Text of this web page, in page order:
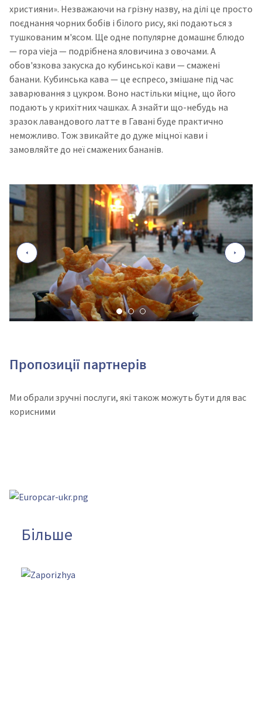
християни». Незважаючи на грізну назву, на ділі це просто
поєднання чорних бобів і білого рису, які подаються з
тушкованим м'ясом. Ще одне популярне домашнє блюдо
— ropa vieja — подрібнена яловичина з овочами. А
обов'язкова закуска до кубинської кави — смажені
банани. Кубинська кава — це еспресо, змішане під час
заварювання з цукром. Воно настільки міцне, що його
подають у крихітних чашках. А знайти що-небудь на
зразок лавандового латте в Гавані буде практично
неможливо. Тож звикайте до дуже міцної кави і
замовляйте до неї смажених бананів.
Пропозиції партнерів
Ми обрали зручні послуги, які також можуть бути для вас
корисними
Більше